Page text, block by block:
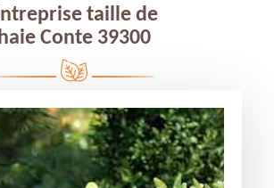
taille de
Conte 39300